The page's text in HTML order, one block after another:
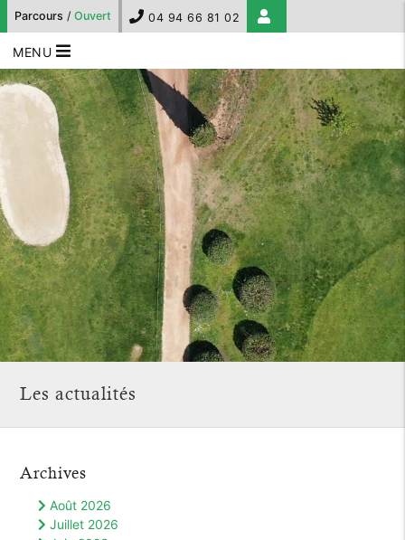
Parcours / Ouvert 04 94 66 81 02
MENU
Les actualités
Archives
Août 2026
Juillet 2026